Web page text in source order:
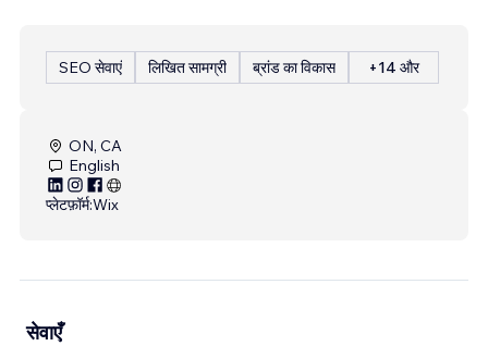
SEO सेवाएं लिखित सामग्री ब्रांड का विकास +14 और
ON, CA
English
प्लेटफ़ॉर्म:Wix
सेवाएँ